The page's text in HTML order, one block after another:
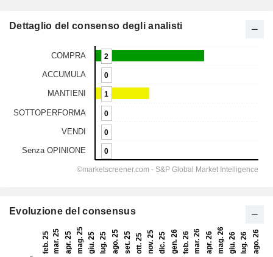
Dettaglio del consenso degli analisti
Evoluzione del consensus